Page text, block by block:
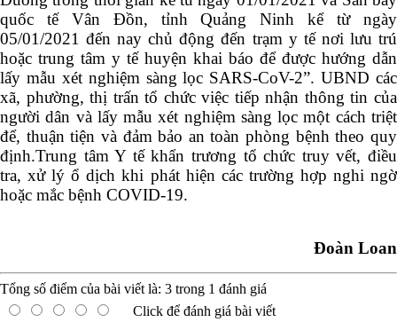
quốc tế Vân Đồn, tỉnh Quảng Ninh kể từ ngày
05/01/2021 đến nay chủ động đến trạm y tế nơi lưu trú
hoặc trung tâm y tế huyện khai báo để được hướng dẫn
lấy mẫu xét nghiệm sàng lọc SARS-CoV-2”. UBND các
xã, phường, thị trấn tổ chức việc tiếp nhận thông tin của
người dân và lấy mẫu xét nghiệm sàng lọc một cách triệt
để, thuận tiện và đảm bảo an toàn phòng bệnh theo quy
định.Trung tâm Y tế khẩn trương tổ chức truy vết, điều
tra, xử lý ổ dịch khi phát hiện các trường hợp nghi ngờ
hoặc mắc bệnh COVID-19.
Đoàn Loan
Tổng số điểm của bài viết là: 3 trong 1 đánh giá
Click để đánh giá bài viết